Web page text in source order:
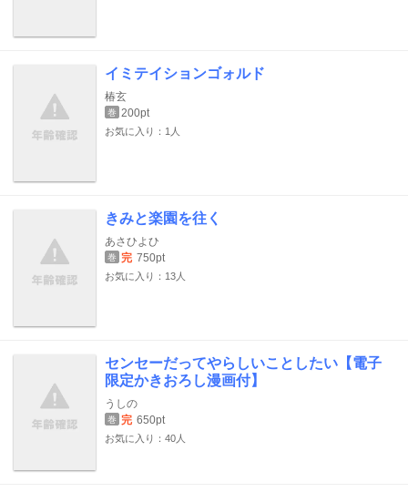
イミテイションゴォルド
椿玄
巻 200pt
お気に入り：1人
きみと楽園を往く
あさひよひ
巻 完 750pt
お気に入り：13人
センセーだってやらしいことしたい【電子
限定かきおろし漫画付】
うしの
巻 完 650pt
お気に入り：40人